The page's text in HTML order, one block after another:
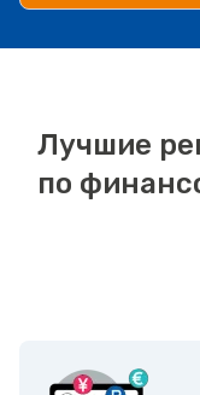
Лучшие
по